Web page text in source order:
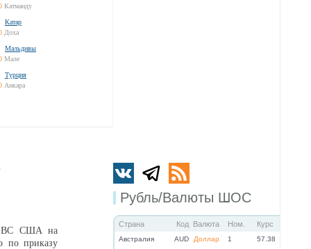
Катманду
Катар
Доха
Мальдивы
Мале
Турция
Анкара
Рубль/Валюты ШОС
Страна Код Валюта Ном. Курс
Австралия AUD Доллар 1
57.38
ВС США на
по приказу